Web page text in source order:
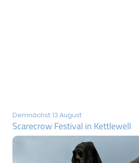
Demnächst: 13 August
Scarecrow Festival in Kettlewell